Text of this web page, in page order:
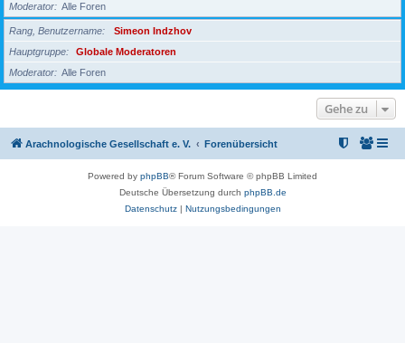
Moderator
Alle Foren
Rang, Benutzername
Simeon Indzhov
Hauptgruppe
Globale Moderatoren
Moderator
Alle Foren
Gehe zu
Arachnologische Gesellschaft e. V. Forenübersicht
Powered by phpBB® Forum Software © phpBB Limited
Deutsche Übersetzung durch phpBB.de
Datenschutz| Nutzungsbedingungen